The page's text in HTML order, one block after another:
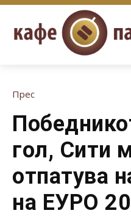
Прес
гол, Сити
отпатува
на ЕУРО